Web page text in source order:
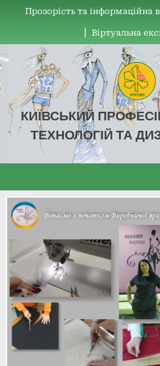
Прозорість та інформаційна
▏Віртуальна
КИЇВСЬКИЙ
ТЕХНОЛОГІЙ ТА
КПКТДО